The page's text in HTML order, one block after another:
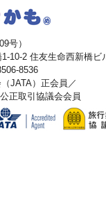
号）
10-2 住友生命西新橋ビ
8536
JATA）正会員／
正取引協議会会員